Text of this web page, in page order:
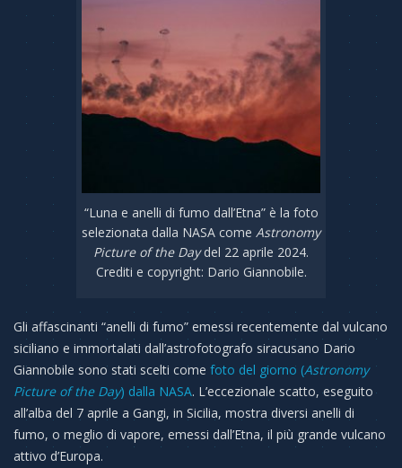
“Luna e anelli di fumo dall’Etna” è la foto
selezionata dalla NASA come Astronomy
Picture of the Daydel 22 aprile 2024.
Crediti e copyright: Dario Giannobile.
Gli affascinanti “anelli di fumo” emessi recentemente dal vulcano
siciliano e immortalati dall’astrofotografo siracusano Dario
Giannobile sono stati scelti come foto del giorno (Astronomy
Picture of the Day) dalla NASA. L’eccezionale scatto, eseguito
all’alba del 7 aprile a Gangi, in Sicilia, mostra diversi anelli di
fumo, o meglio di vapore, emessi dall’Etna, il più grande vulcano
attivo d’Europa.